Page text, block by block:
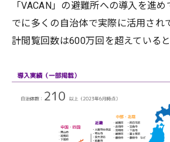
「VACAN」の避難所への導入を進
でに多くの自治体で実際に活用され
計閲覧回数は600万回を超えていると